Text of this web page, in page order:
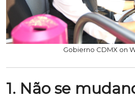
Gobierno CDMX on
1. Não se